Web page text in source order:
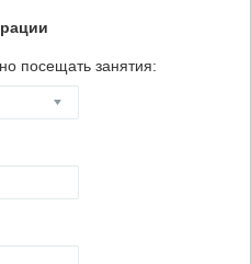
посещать занятия: